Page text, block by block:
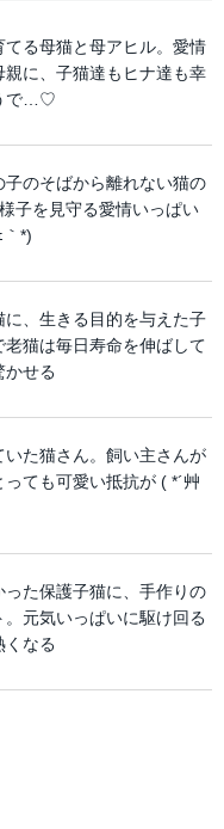
る母猫と母アヒル。愛情
親に、子猫達もヒナ達も幸
で…♡
のそばから離れない猫の
子を見守る愛情いっぱい
*)
、生きる目的を与えた子
猫は毎日寿命を伸ばして
かせる
た猫さん。飼い主さんが
ても可愛い抵抗が ( *´艸
た保護子猫に、手作りの
元気いっぱいに駆け回る
くなる